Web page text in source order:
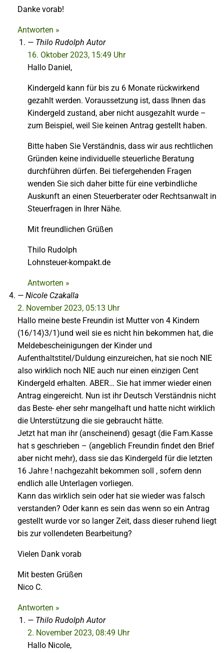
Danke vorab!
Antworten »
Thilo RudolphAutor
16. Oktober 2023, 15:49 Uhr
Hallo Daniel,
Kindergeld kann für bis zu 6 Monate rückwirkend
gezahlt werden. Voraussetzung ist, dass Ihnen das
Kindergeld zustand, aber nicht ausgezahlt wurde –
zum Beispiel, weil Sie keinen Antrag gestellt haben.
Bitte haben Sie Verständnis, dass wir aus rechtlichen
Gründen keine individuelle steuerliche Beratung
durchführen dürfen. Bei tiefergehenden Fragen
wenden Sie sich daher bitte für eine verbindliche
Auskunft an einen Steuerberater oder Rechtsanwalt in
Steuerfragen in Ihrer Nähe.
Mit freundlichen Grüßen
Thilo Rudolph
Lohnsteuer-kompakt.de
Antworten »
Nicole Czakalla
2. November 2023, 05:13 Uhr
Hallo meine beste Freundin ist Mutter von 4 Kindern
(16/14)3/1)und weil sie es nicht hin bekommen hat, die
Meldebescheinigungen der Kinder und
Aufenthaltstitel/Duldung einzureichen, hat sie noch NIE
also wirklich noch NIE auch nur einen einzigen Cent
Kindergeld erhalten. ABER… Sie hat immer wieder einen
Antrag eingereicht. Nun ist ihr Deutsch Verständnis nicht
das Beste- eher sehr mangelhaft und hatte nicht wirklich
die Unterstützung die sie gebraucht hätte.
Jetzt hat man ihr (anscheinend) gesagt (die Fam.Kasse
hat s geschrieben – (angeblich Freundin findet den Brief
aber nicht mehr), dass sie das Kindergeld für die letzten
16 Jahre ! nachgezahlt bekommen soll , sofern denn
endlich alle Unterlagen vorliegen.
Kann das wirklich sein oder hat sie wieder was falsch
verstanden? Oder kann es sein das wenn so ein Antrag
gestellt wurde vor so langer Zeit, dass dieser ruhend liegt
bis zur vollendeten Bearbeitung?
Vielen Dank vorab
Mit besten Grüßen
Nico C.
Antworten »
Thilo RudolphAutor
2. November 2023, 08:49 Uhr
Hallo Nicole,